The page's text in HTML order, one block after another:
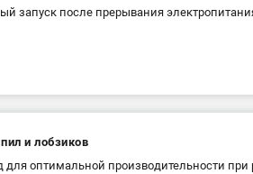
запуск после прерывания
и лобзиков
оптимальной производительности при